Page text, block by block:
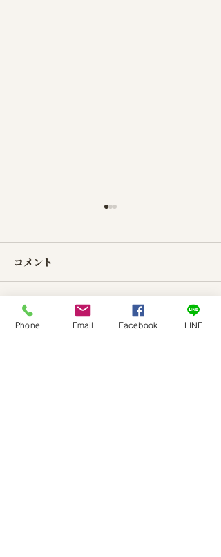
【3連休のご案内】上越エ
コメント
コメントを追加…
Phone Email Facebook LINE